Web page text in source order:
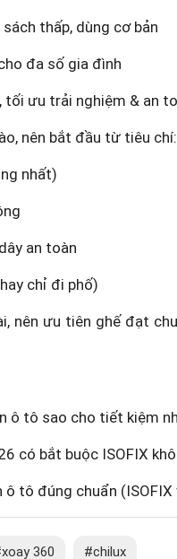
sách thấp, dùng cơ bản
đa số gia đình
tối ưu trải nghiệm & an
nên bắt đầu từ tiêu chí:
nhất)
an toàn
chỉ đi phố)
nên ưu tiên ghế đạt
ô tô sao cho tiết kiệm
có bắt buộc ISOFIX
tô đúng chuẩn (ISOFIX
xoay 360 chilux